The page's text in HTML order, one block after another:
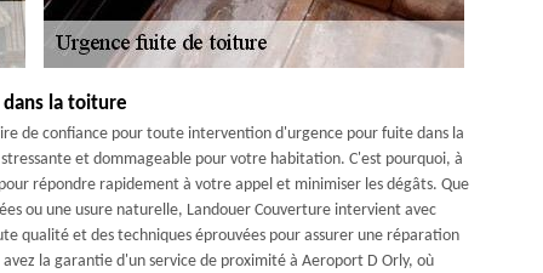
la toiture
de confiance pour toute intervention d'urgence pour fuite dans la
et dommageable pour votre habitation. C'est pourquoi, à
répondre rapidement à votre appel et minimiser les dégâts. Que
ou une usure naturelle, Landouer Couverture intervient avec
qualité et des techniques éprouvées pour assurer une réparation
la garantie d'un service de proximité à Aeroport D Orly, où